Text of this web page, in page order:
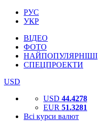
РУС
УКР
ВІДЕО
ФОТО
НАЙПОПУЛЯРНІШІ
СПЕЦПРОЕКТИ
USD
USD 44.4278
EUR 51.3281
Всі курси валют